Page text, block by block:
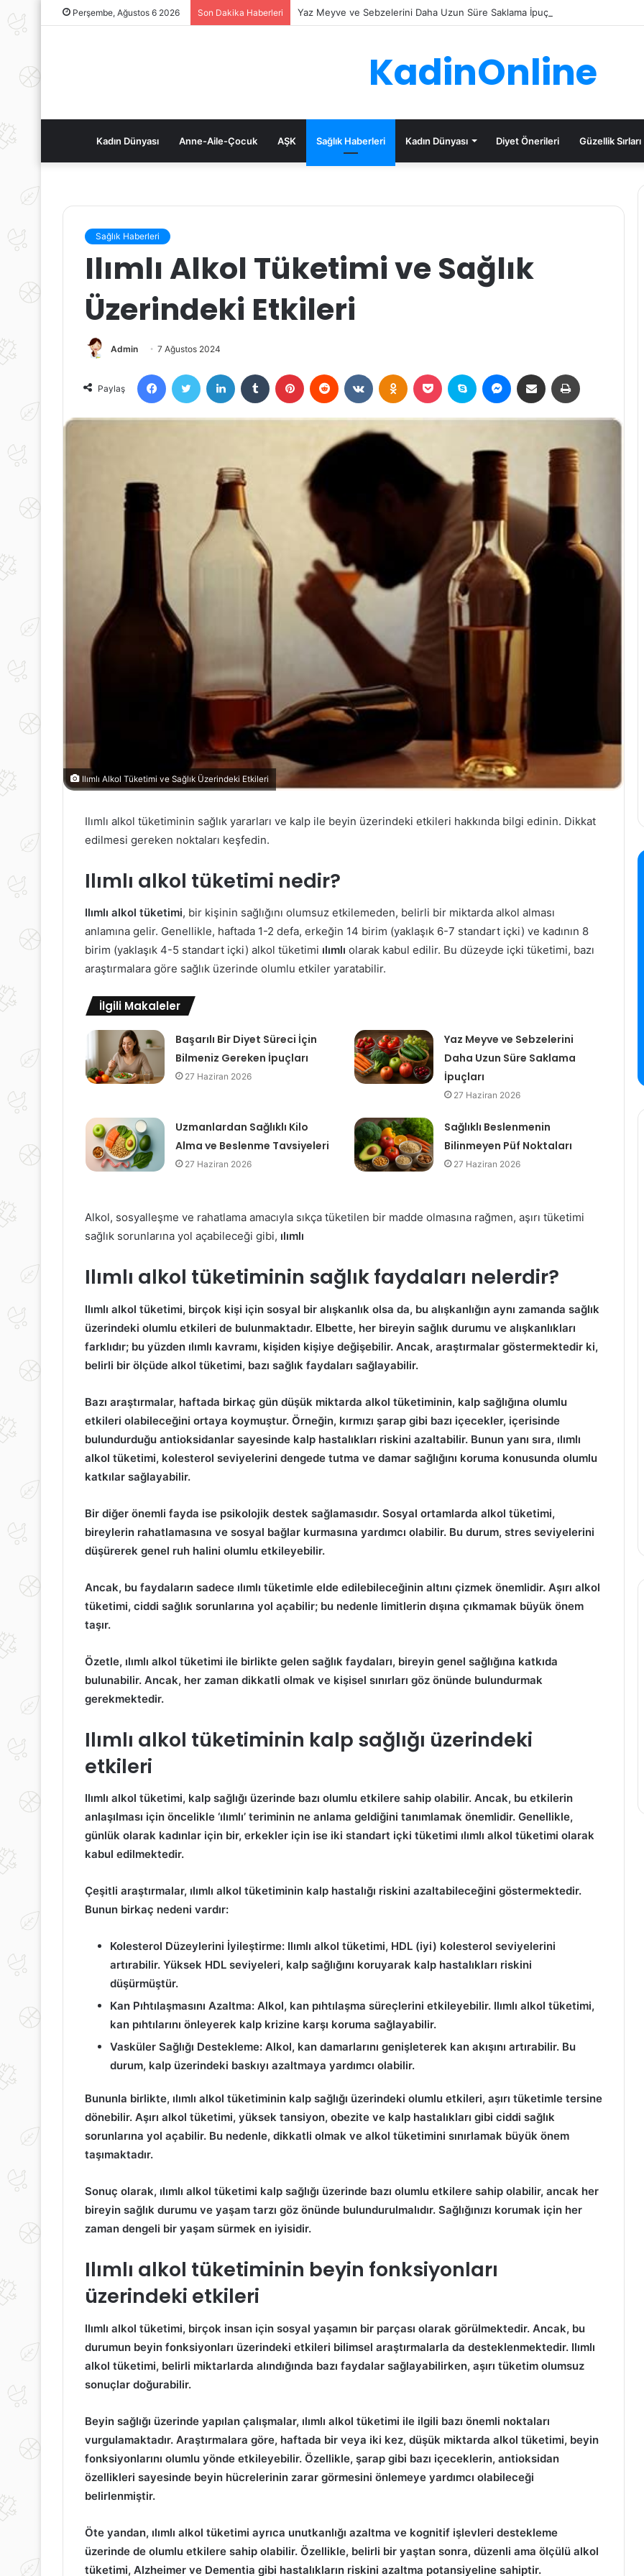
Perşembe, Ağustos 6 2026 Son Dakika Haberleri Yaz Meyve ve Sebzelerini Daha Uzun Süre Saklama İpuçları
KadinOnline
Kadın Dünyası Anne-Aile-Çocuk AŞK Sağlık Haberleri Kadın Dünyası Diyet Önerileri Güzellik Sırları
Sağlık Haberleri
Ilımlı Alkol Tüketimi ve Sağlık
Üzerindeki Etkileri
Admin 7 Ağustos 2024
Paylaş
FacebookTwitter LinkedIn Tumblr Pinterest Reddit VKontakteOdnoklassniki
Pocket Skype MessengerE-Posta ile paylaş
Ilımlı Alkol Tüketimi ve Sağlık Üzerindeki Etkileri
Ilımlı alkol tüketiminin sağlık yararları ve kalp ile beyin üzerindeki etkileri hakkında bilgi edinin. Dikkat
edilmesi gereken noktaları keşfedin.
Ilımlı alkol tüketimi nedir?
Ilımlı alkol tüketimi, bir kişinin sağlığını olumsuz etkilemeden, belirli bir miktarda alkol alması
anlamına gelir. Genellikle, haftada 1-2 defa, erkeğin 14 birim (yaklaşık 6-7 standart içki) ve kadının 8
birim (yaklaşık 4-5 standart içki) alkol tüketimi ılımlı olarak kabul edilir. Bu düzeyde içki tüketimi, bazı
araştırmalara göre sağlık üzerinde olumlu etkiler yaratabilir.
İlgili Makaleler
Başarılı Bir Diyet Süreci İçin
Bilmeniz Gereken İpuçları
27 Haziran 2026
Yaz Meyve ve Sebzelerini
Daha Uzun Süre Saklama
İpuçları
27 Haziran 2026
Uzmanlardan Sağlıklı Kilo
Alma ve Beslenme Tavsiyeleri
27 Haziran 2026
Sağlıklı Beslenmenin
Bilinmeyen Püf Noktaları
27 Haziran 2026
Alkol, sosyalleşme ve rahatlama amacıyla sıkça tüketilen bir madde olmasına rağmen, aşırı tüketimi
sağlık sorunlarına yol açabileceği gibi, ılımlı
Ilımlı alkol tüketiminin sağlık faydaları nelerdir?
Ilımlı alkol tüketimi, birçok kişi için sosyal bir alışkanlık olsa da, bu alışkanlığın aynı zamanda sağlık
üzerindeki olumlu etkileri de bulunmaktadır. Elbette, her bireyin sağlık durumu ve alışkanlıkları
farklıdır; bu yüzden ılımlı kavramı, kişiden kişiye değişebilir. Ancak, araştırmalar göstermektedir ki,
belirli bir ölçüde alkol tüketimi, bazı sağlık faydaları sağlayabilir.
Bazı araştırmalar, haftada birkaç gün düşük miktarda alkol tüketiminin, kalp sağlığına olumlu
etkileri olabileceğini ortaya koymuştur. Örneğin, kırmızı şarap gibi bazı içecekler, içerisinde
bulundurduğu antioksidanlar sayesinde kalp hastalıkları riskini azaltabilir. Bunun yanı sıra, ılımlı
alkol tüketimi, kolesterol seviyelerini dengede tutma ve damar sağlığını koruma konusunda olumlu
katkılar sağlayabilir.
Bir diğer önemli fayda ise psikolojik destek sağlamasıdır. Sosyal ortamlarda alkol tüketimi,
bireylerin rahatlamasına ve sosyal bağlar kurmasına yardımcı olabilir. Bu durum, stres seviyelerini
düşürerek genel ruh halini olumlu etkileyebilir.
Ancak, bu faydaların sadece ılımlı tüketimle elde edilebileceğinin altını çizmek önemlidir. Aşırı alkol
tüketimi, ciddi sağlık sorunlarına yol açabilir; bu nedenle limitlerin dışına çıkmamak büyük önem
taşır.
Özetle, ılımlı alkol tüketimi ile birlikte gelen sağlık faydaları, bireyin genel sağlığına katkıda
bulunabilir. Ancak, her zaman dikkatli olmak ve kişisel sınırları göz önünde bulundurmak
gerekmektedir.
Ilımlı alkol tüketiminin kalp sağlığı üzerindeki
etkileri
Ilımlı alkol tüketimi, kalp sağlığı üzerinde bazı olumlu etkilere sahip olabilir. Ancak, bu etkilerin
anlaşılması için öncelikle ‘ılımlı’ teriminin ne anlama geldiğini tanımlamak önemlidir. Genellikle,
günlük olarak kadınlar için bir, erkekler için ise iki standart içki tüketimi ılımlı alkol tüketimi olarak
kabul edilmektedir.
Çeşitli araştırmalar, ılımlı alkol tüketiminin kalp hastalığı riskini azaltabileceğini göstermektedir.
Bunun birkaç nedeni vardır:
Kolesterol Düzeylerini İyileştirme: Ilımlı alkol tüketimi, HDL (iyi) kolesterol seviyelerini
artırabilir. Yüksek HDL seviyeleri, kalp sağlığını koruyarak kalp hastalıkları riskini
düşürmüştür.
Kan Pıhtılaşmasını Azaltma: Alkol, kan pıhtılaşma süreçlerini etkileyebilir. Ilımlı alkol tüketimi,
kan pıhtılarını önleyerek kalp krizine karşı koruma sağlayabilir.
Vasküler Sağlığı Destekleme: Alkol, kan damarlarını genişleterek kan akışını artırabilir. Bu
durum, kalp üzerindeki baskıyı azaltmaya yardımcı olabilir.
Bununla birlikte, ılımlı alkol tüketiminin kalp sağlığı üzerindeki olumlu etkileri, aşırı tüketimle tersine
dönebilir. Aşırı alkol tüketimi, yüksek tansiyon, obezite ve kalp hastalıkları gibi ciddi sağlık
sorunlarına yol açabilir. Bu nedenle, dikkatli olmak ve alkol tüketimini sınırlamak büyük önem
taşımaktadır.
Sonuç olarak, ılımlı alkol tüketimi kalp sağlığı üzerinde bazı olumlu etkilere sahip olabilir, ancak her
bireyin sağlık durumu ve yaşam tarzı göz önünde bulundurulmalıdır. Sağlığınızı korumak için her
zaman dengeli bir yaşam sürmek en iyisidir.
Ilımlı alkol tüketiminin beyin fonksiyonları
üzerindeki etkileri
Ilımlı alkol tüketimi, birçok insan için sosyal yaşamın bir parçası olarak görülmektedir. Ancak, bu
durumun beyin fonksiyonları üzerindeki etkileri bilimsel araştırmalarla da desteklenmektedir. Ilımlı
alkol tüketimi, belirli miktarlarda alındığında bazı faydalar sağlayabilirken, aşırı tüketim olumsuz
sonuçlar doğurabilir.
Beyin sağlığı üzerinde yapılan çalışmalar, ılımlı alkol tüketimi ile ilgili bazı önemli noktaları
vurgulamaktadır. Araştırmalara göre, haftada bir veya iki kez, düşük miktarda alkol tüketimi, beyin
fonksiyonlarını olumlu yönde etkileyebilir. Özellikle, şarap gibi bazı içeceklerin, antioksidan
özellikleri sayesinde beyin hücrelerinin zarar görmesini önlemeye yardımcı olabileceği
belirlenmiştir.
Öte yandan, ılımlı alkol tüketimi ayrıca unutkanlığı azaltma ve kognitif işlevleri destekleme
üzerinde de olumlu etkilere sahip olabilir. Özellikle, belirli bir yaştan sonra, düzenli ama ölçülü alkol
tüketimi, Alzheimer ve Dementia gibi hastalıkların riskini azaltma potansiyeline sahiptir.
14 Temmuz 2020
İletişim Neden Önemlidir?
nedir?
yapılır?
Aylarında
Bağışıklık
Sistemini
Kış Aylarında Bağışıklık